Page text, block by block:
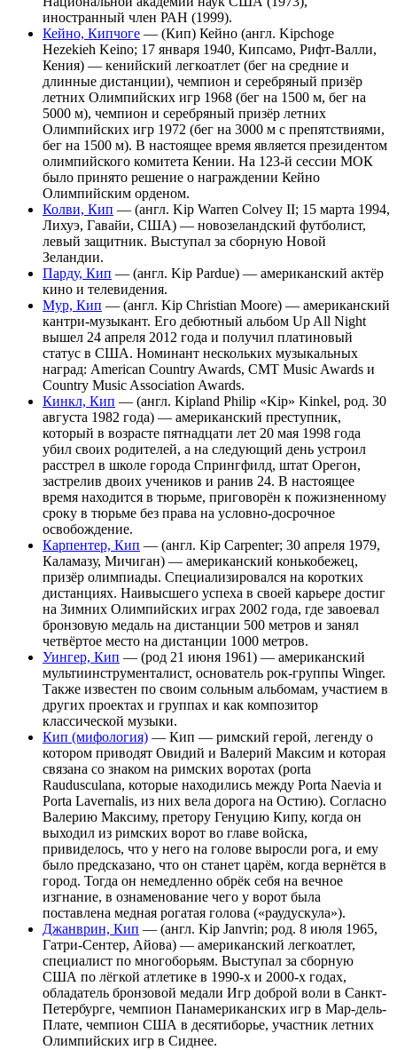
иностранный член РАН (1999).
Кейно, Кипчоге — (Кип) Кейно (англ. Kipchoge
Hezekieh Keino; 17 января 1940, Кипсамо, Рифт-Валли,
Кения) — кенийский легкоатлет (бег на средние и
длинные дистанции), чемпион и серебряный призёр
летних Олимпийских игр 1968 (бег на 1500 м, бег на
5000 м), чемпион и серебряный призёр летних
Олимпийских игр 1972 (бег на 3000 м с препятствиями,
бег на 1500 м). В настоящее время является президентом
олимпийского комитета Кении. На 123-й сессии МОК
было принято решение о награждении Кейно
Олимпийским орденом.
Колви, Кип — (англ. Kip Warren Colvey II; 15 марта 1994,
Лихуэ, Гавайи, США) — новозеландский футболист,
левый защитник. Выступал за сборную Новой
Зеландии.
Парду, Кип — (англ. Kip Pardue) — американский актёр
кино и телевидения.
Мур, Кип — (англ. Kip Christian Moore) — американский
кантри-музыкант. Его дебютный альбом Up All Night
вышел 24 апреля 2012 года и получил платиновый
статус в США. Номинант нескольких музыкальных
наград: American Country Awards, CMT Music Awards и
Country Music Association Awards.
Кинкл, Кип — (англ. Kipland Philip «Kip» Kinkel, род. 30
августа 1982 года) — американский преступник,
который в возрасте пятнадцати лет 20 мая 1998 года
убил своих родителей, а на следующий день устроил
расстрел в школе города Спрингфилд, штат Орегон,
застрелив двоих учеников и ранив 24. В настоящее
время находится в тюрьме, приговорён к пожизненному
сроку в тюрьме без права на условно-досрочное
освобождение.
Карпентер, Кип — (англ. Kip Carpenter; 30 апреля 1979,
Каламазу, Мичиган) — американский конькобежец,
призёр олимпиады. Специализировался на коротких
дистанциях. Наивысшего успеха в своей карьере достиг
на Зимних Олимпийских играх 2002 года, где завоевал
бронзовую медаль на дистанции 500 метров и занял
четвёртое место на дистанции 1000 метров.
Уингер, Кип — (род 21 июня 1961) — американский
мультиинструменталист, основатель рок-группы Winger.
Также известен по своим сольным альбомам, участием в
других проектах и группах и как композитор
классической музыки.
Кип (мифология) — Кип — римский герой, легенду о
котором приводят Овидий и Валерий Максим и которая
связана со знаком на римских воротах (porta
Raudusculana, которые находились между Porta Naevia и
Porta Lavernalis, из них вела дорога на Остию). Согласно
Валерию Максиму, претору Генуцию Кипу, когда он
выходил из римских ворот во главе войска,
привиделось, что у него на голове выросли рога, и ему
было предсказано, что он станет царём, когда вернётся в
город. Тогда он немедленно обрёк себя на вечное
изгнание, в ознаменование чего у ворот была
поставлена медная рогатая голова («раудускула»).
Джанврин, Кип — (англ. Kip Janvrin; род. 8 июля 1965,
Гатри-Сентер, Айова) — американский легкоатлет,
специалист по многоборьям. Выступал за сборную
США по лёгкой атлетике в 1990-х и 2000-х годах,
обладатель бронзовой медали Игр доброй воли в Санкт-
Петербурге, чемпион Панамериканских игр в Мар-дель-
Плате, чемпион США в десятиборье, участник летних
Олимпийских игр в Сиднее.